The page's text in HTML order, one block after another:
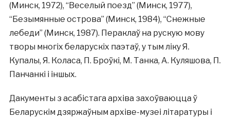
(Минск, 1972), “Веселый поезд” (Минск, 1977),
“Безымянные острова” (Минск, 1984), “Снежные
лебеди” (Минск, 1987). Пераклаў на рускую мову
творы многіх беларускіх паэтаў, у тым ліку Я.
Купалы, Я. Коласа, П. Броўкі, М. Танка, А. Куляшова, П.
Панчанкі і іншых.
Дакументы з асабістага архіва захоўваюцца ў
Беларускім дзяржаўным архіве-музеі літаратуры і